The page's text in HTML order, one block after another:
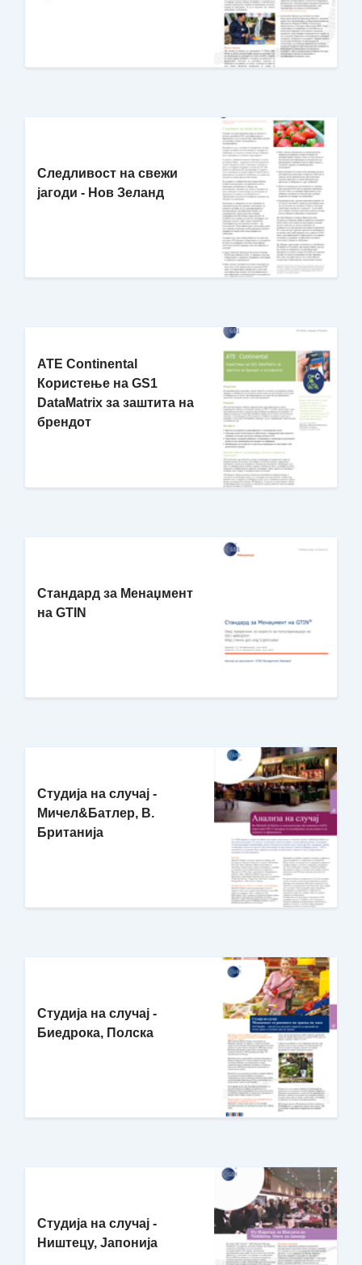
Следливост на свежи
јагоди - Нов Зеланд
ATE Continental
Користење на GS1
DataMatrix за заштита на
брендот
Стандард за Менаџмент
на GTIN
Студија на случај -
Мичел&Батлер, В.
Британија
Студија на случај -
Биедрока, Полска
Студија на случај -
Ништецу, Јапонија